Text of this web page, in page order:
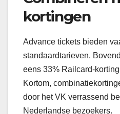
kortingen
Advance tickets bieden
standaardtarieven.
eens 33% Railcard-
Kortom,
door het VK verrassend
Nederlandse bezoekers.